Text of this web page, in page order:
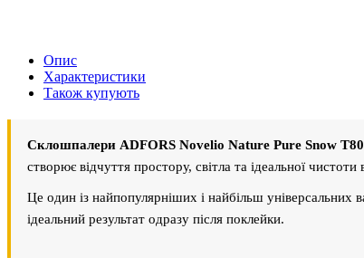
Опис
Характеристики
Також купують
Склошпалери ADFORS Novelio Nature Pure Snow
створює відчуття простору, світла та ідеальної чистоти
Це один із найпопулярніших і найбільш універсальних
ідеальний результат одразу після поклейки.